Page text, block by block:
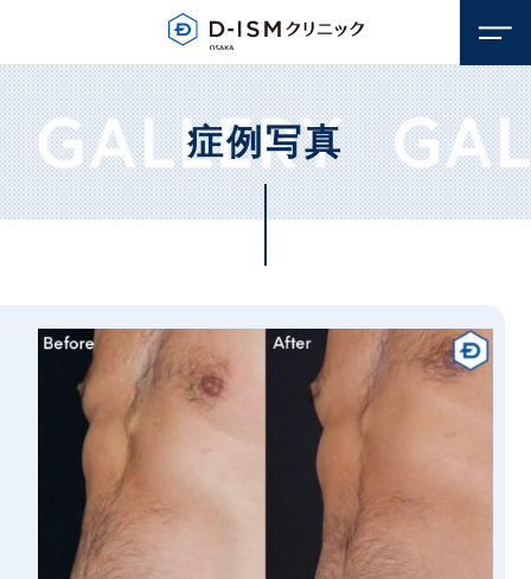
顔のお悩み
若返り・アンチエイジング
しみ・そばかす
毛穴
シワ
若返り・アンチエイジング
汗・におい
医療脱毛
症例写真